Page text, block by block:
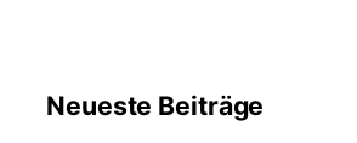
Neueste Beiträge